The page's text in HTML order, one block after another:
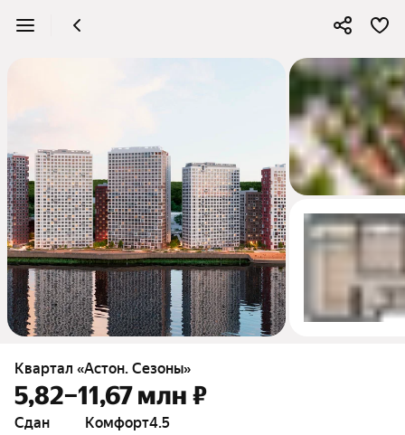
3
Квартал «Астон. Сезоны»
5,82–11,67 млн ₽
Сдан
комфорт4.5